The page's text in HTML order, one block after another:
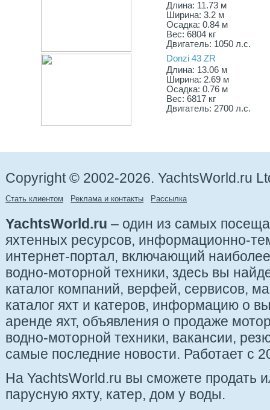
Длина: 11.73 м
Ширина: 3.2 м
Осадка: 0.84 м
Вес: 6804 кг
Двигатель: 1050 л.с.
Donzi 43 ZR
Длина: 13.06 м
Ширина: 2.69 м
Осадка: 0.76 м
Вес: 6817 кг
Двигатель: 2700 л.с.
Copyright © 2002-2026. YachtsWorld.ru
Стать клиентом Реклама и контакты Рассылка
YachtsWorld.ru – один из самых
яхтенных ресурсов, информационно-
интернет-портал, включающий
водно-моторной техники, здесь вы
каталог компаний, верфей, сервисов,
каталог яхт и катеров, информацию о
аренде яхт, объявления о продаже
водно-моторной техники, вакансии,
самые последние новости. Работает с
На YachtsWorld.ru вы сможете продать
парусную яхту, катер, дом у воды.